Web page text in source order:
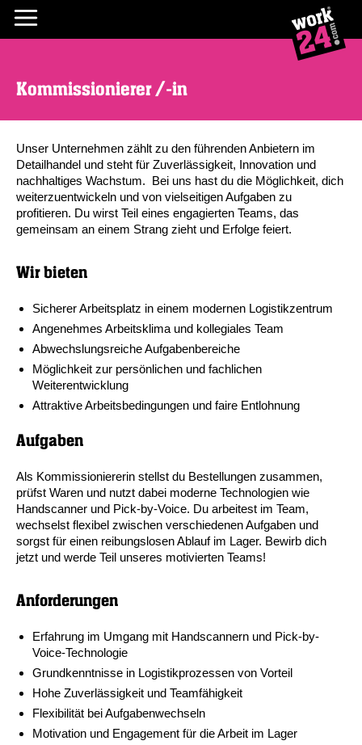
Kommissionierer /-in
Unser Unternehmen zählt zu den führenden Anbietern im
Detailhandel und steht für Zuverlässigkeit, Innovation und
nachhaltiges Wachstum. Bei uns hast du die Möglichkeit, dich
weiterzuentwickeln und von vielseitigen Aufgaben zu
profitieren. Du wirst Teil eines engagierten Teams, das
gemeinsam an einem Strang zieht und Erfolge feiert.
Wir bieten
Sicherer Arbeitsplatz in einem modernen Logistikzentrum
Angenehmes Arbeitsklima und kollegiales Team
Abwechslungsreiche Aufgabenbereiche
Möglichkeit zur persönlichen und fachlichen
Weiterentwicklung
Attraktive Arbeitsbedingungen und faire Entlohnung
Aufgaben
Als Kommissioniererin stellst du Bestellungen zusammen,
prüfst Waren und nutzt dabei moderne Technologien wie
Handscanner und Pick-by-Voice. Du arbeitest im Team,
wechselst flexibel zwischen verschiedenen Aufgaben und
sorgst für einen reibungslosen Ablauf im Lager. Bewirb dich
jetzt und werde Teil unseres motivierten Teams!
Anforderungen
Erfahrung im Umgang mit Handscannern und Pick-by-
Voice-Technologie
Grundkenntnisse in Logistikprozessen von Vorteil
Hohe Zuverlässigkeit und Teamfähigkeit
Flexibilität bei Aufgabenwechseln
Motivation und Engagement für die Arbeit im Lager